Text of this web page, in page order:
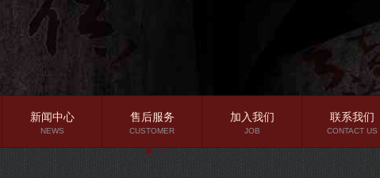
新闻中心
NEWS
售后服务
CUSTOMER
加入我们
JOB
联系我们
CONTACT US